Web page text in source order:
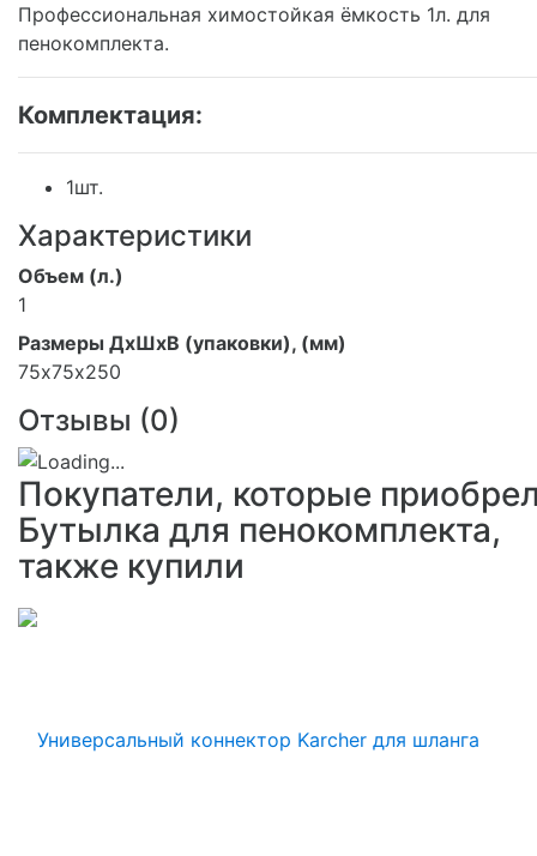
Профессиональная химостойкая ёмкость 1л. для
пенокомплекта.
Комплектация:
1шт.
Характеристики
Объем (л.)
1
Размеры ДхШхВ (упаковки), (мм)
75х75х250
Отзывы (0)
Покупатели, которые
Бутылка для пенокомплекта,
также купили